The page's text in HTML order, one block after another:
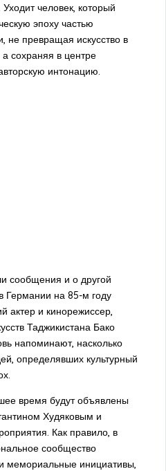
человек, который
эпоху частью
не превращая искусство в
сохраняя в центре
интонацию.
сообщения и о другой
Германии на 85-м году
актер и кинорежиссер,
Таджикистана Бако
напоминают, насколько
определявших культурный
время будут объявлены
Худяковым и
Как правило, в
сообщество
мемориальные инициативы,